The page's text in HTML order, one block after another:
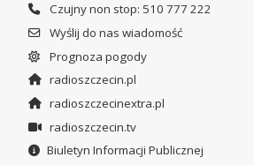
Czujny non stop: 510 777 222
Wyślij do nas wiadomość
Prognoza pogody
radioszczecin.pl
radioszczecinextra.pl
radioszczecin.tv
Biuletyn Informacji Publicznej